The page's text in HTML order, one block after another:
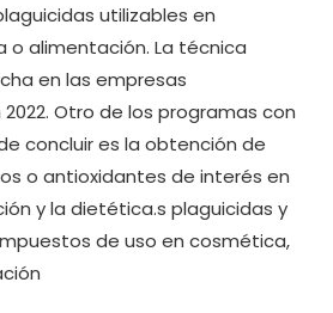
utilizables en
alimentación. La técnica
en las empresas
Otro de los programas con
concluir es la obtención de
o antioxidantes de interés en
y la dietética.s plaguicidas y
de uso en cosmética,